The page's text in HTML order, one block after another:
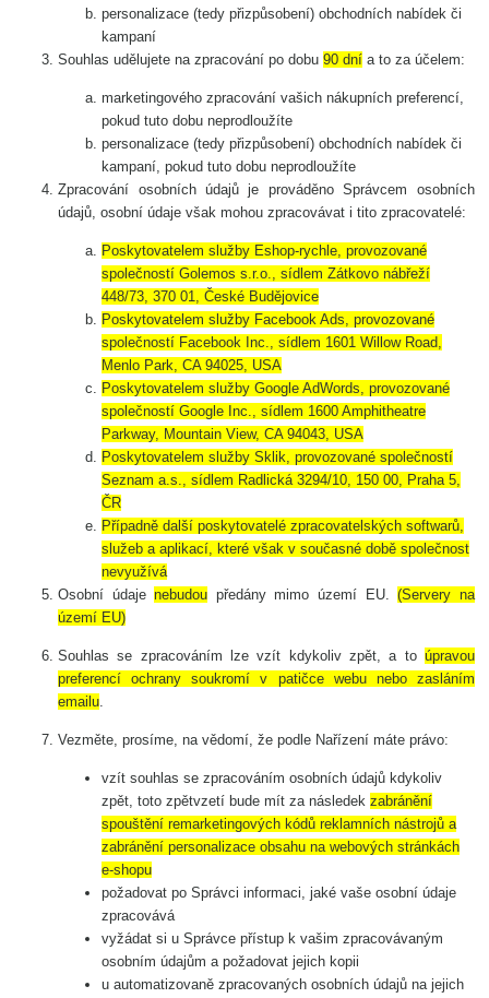
personalizace (tedy přizpůsobení) obchodních nabídek či
kampaní
Souhlas udělujete na zpracování po dobu90 dní a to za účelem:
marketingového zpracování vašich nákupních preferencí,
pokud tuto dobu neprodloužíte
personalizace (tedy přizpůsobení) obchodních nabídek či
kampaní, pokud tuto dobu neprodloužíte
Zpracování osobních údajů je prováděno Správcem osobních
údajů, osobní údaje však mohou zpracovávat i tito zpracovatelé:
Poskytovatelem služby Eshop-rychle, provozované
společností Golemos s.r.o., sídlem Zátkovo nábřeží
448/73, 370 01, České Budějovice
Poskytovatelem služby Facebook Ads, provozované
společností Facebook Inc., sídlem 1601 Willow Road,
Menlo Park, CA 94025, USA
Poskytovatelem služby Google AdWords, provozované
společností Google Inc., sídlem 1600 Amphitheatre
Parkway, Mountain View, CA 94043, USA
Poskytovatelem služby Sklik, provozované společností
Seznam a.s., sídlem Radlická 3294/10, 150 00, Praha 5,
ČR
Případně další poskytovatelé zpracovatelských softwarů,
služeb a aplikací, které však v současné době společnost
nevyužívá
Osobní údajenebudou předány mimo území EU.(Servery na
území EU)
Souhlas se zpracováním lze vzít kdykoliv zpět, a to úpravou
preferencí ochrany soukromí v patičce webu nebo zasláním
emailu.
Vezměte, prosíme, na vědomí, že podle Nařízení máte právo:
vzít souhlas se zpracováním osobních údajů kdykoliv
zpět, toto zpětvzetí bude mít za následekzabránění
spouštění remarketingových kódů reklamních nástrojů a
zabránění personalizace obsahu na webových stránkách
e-shopu
požadovat po Správci informaci, jaké vaše osobní údaje
zpracovává
vyžádat si u Správce přístup k vašim zpracovávaným
osobním údajům a požadovat jejich kopii
u automatizovaně zpracovaných osobních údajů na jejich